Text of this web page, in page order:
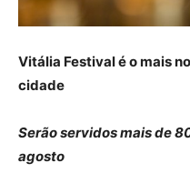
Vitália Festival é o mais
cidade
Serão servidos mais de
agosto